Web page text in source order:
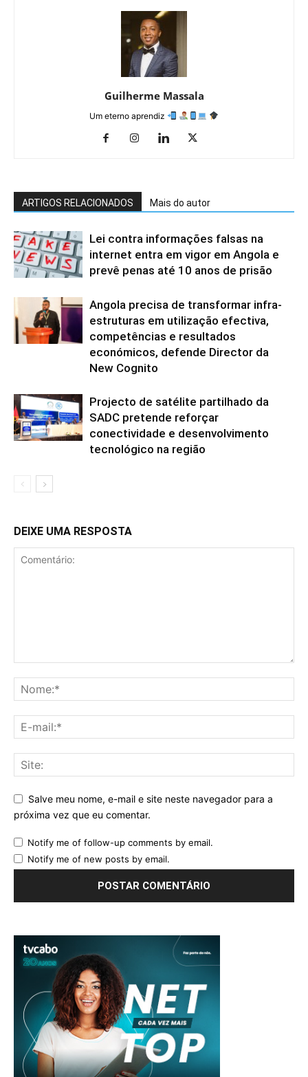
Guilherme Massala
Um eterno aprendiz
ARTIGOS RELACIONADOS Mais do autor
Lei contra informações falsas na
internet entra em vigor em Angola e
prevê penas até 10 anos de prisão
Angola precisa de transformar infra-
estruturas em utilização efectiva,
competências e resultados
económicos, defende Director da
New Cognito
Projecto de satélite partilhado da
SADC pretende reforçar
conectividade e desenvolvimento
tecnológico na região
DEIXE UMA RESPOSTA
Salve meu nome, e-mail e site neste navegador para a
próxima vez que eu comentar.
Notify me of follow-up comments by email.
Notify me of new posts by email.